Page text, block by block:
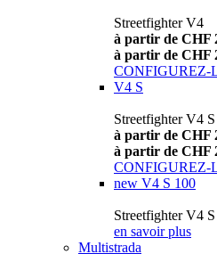
Streetfighter V4
à partir de CHF
à partir de CHF
CONFIGUREZ-
V4 S
Streetfighter V4 S
à partir de CHF
à partir de CHF
CONFIGUREZ-
new V4 S 100
Streetfighter V4
en savoir plus
Multistrada